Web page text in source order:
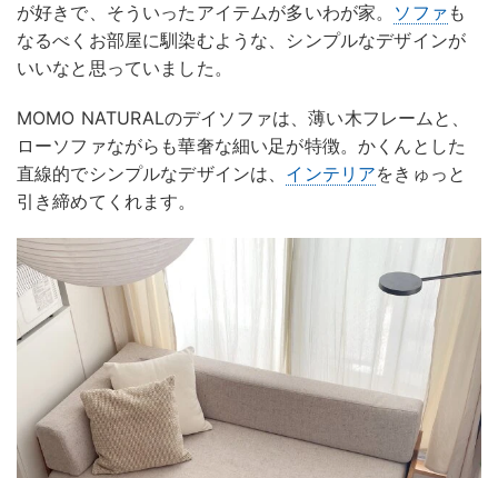
が好きで、そういったアイテムが多いわが家。 ソファ も
なるべくお部屋に馴染むような、シンプルなデザインが
いいなと思っていました。
MOMO NATURALのデイソファは、薄い木フレームと、
ローソファながらも華奢な細い足が特徴。かくんとした
直線的でシンプルなデザインは、 インテリアをきゅっと
引き締めてくれます。